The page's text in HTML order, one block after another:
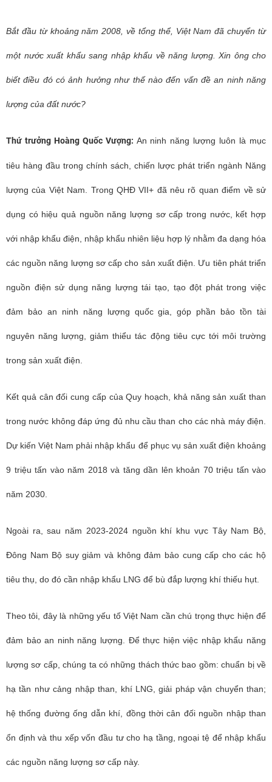
Bắt đầu từ khoảng năm 2008, về tổng thể, Việt Nam đã chuyển từ
một nước xuất khẩu sang nhập khẩu về năng lượng. Xin ông cho
biết điều đó có ảnh hưởng như thế nào đến vấn đề an ninh năng
lượng của đất nước?
Thứ trưởng Hoàng Quốc Vượng: An ninh năng lượng luôn là mục
tiêu hàng đầu trong chính sách, chiến lược phát triển ngành Năng
lượng của Việt Nam. Trong QHĐ VII+ đã nêu rõ quan điểm về sử
dụng có hiệu quả nguồn năng lượng sơ cấp trong nước, kết hợp
với nhập khẩu điện, nhập khẩu nhiên liệu hợp lý nhằm đa dạng hóa
các nguồn năng lượng sơ cấp cho sản xuất điện. Ưu tiên phát triển
nguồn điện sử dụng năng lượng tái tạo, tạo đột phát trong việc
đảm bảo an ninh năng lượng quốc gia, góp phần bảo tồn tài
nguyên năng lượng, giảm thiểu tác động tiêu cực tới môi trường
trong sản xuất điện.
Kết quả cân đối cung cấp của Quy hoạch, khả năng sản xuất than
trong nước không đáp ứng đủ nhu cầu than cho các nhà máy điện.
Dự kiến Việt Nam phải nhập khẩu để phục vụ sản xuất điện khoảng
9 triệu tấn vào năm 2018 và tăng dần lên khoản 70 triệu tấn vào
năm 2030.
Ngoài ra, sau năm 2023-2024 nguồn khí khu vực Tây Nam Bộ,
Đông Nam Bộ suy giảm và không đảm bảo cung cấp cho các hộ
tiêu thụ, do đó cần nhập khẩu LNG để bù đắp lượng khí thiếu hụt.
Theo tôi, đây là những yếu tố Việt Nam cần chú trọng thực hiện để
đảm bảo an ninh năng lượng. Để thực hiện việc nhập khẩu năng
lượng sơ cấp, chúng ta có những thách thức bao gồm: chuẩn bị về
hạ tần như cảng nhập than, khí LNG, giải pháp vận chuyển than;
hệ thống đường ống dẫn khí, đồng thời cân đối nguồn nhập than
ổn định và thu xếp vốn đầu tư cho hạ tầng, ngoại tệ để nhập khẩu
các nguồn năng lượng sơ cấp này.